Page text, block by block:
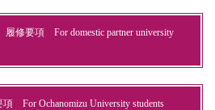
修要項 For domestic partner university
For Ochanomizu University students